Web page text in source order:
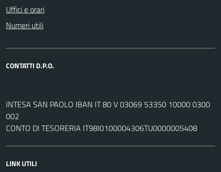
Uffici e orari
Numeri utili
CONTATTI D.P.O.
INTESA SAN PAOLO IBAN IT 80 V 03069 53350 10000 0300
002
CONTO DI TESORERIA IT98I0100004306TU0000005408
LINK UTILI